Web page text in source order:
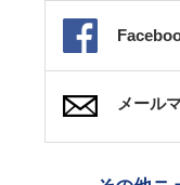
メール